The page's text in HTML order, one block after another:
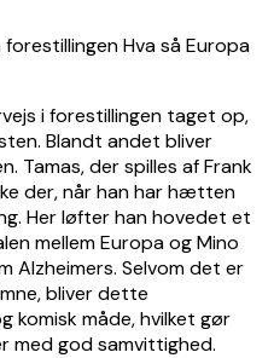
Hva så Europa
i forestillingen taget op,
Blandt andet bliver
Tamas, der spilles af Frank
der, når han har hætten
Her løfter han hovedet et
mellem Europa og Mino
Alzheimers. Selvom det er
bliver dette
måde, hvilket gør
med god samvittighed.